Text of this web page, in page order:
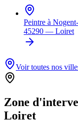
Peintre à
45290 — Loiret
Voir toutes nos
Zone
Loiret